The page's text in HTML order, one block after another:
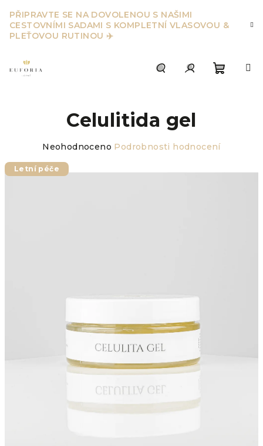
na
obsah
PŘIPRAVTE SE NA DOVOLENOU S NAŠIMI
CESTOVNÍMI SADAMI S KOMPLETNÍ VLASOVOU &
PLEŤOVOU RUTINOU ✈️
Celulitida gel
Průměrné
produktu
Neohodnoceno Podrobnosti hodnocení
Letní péče